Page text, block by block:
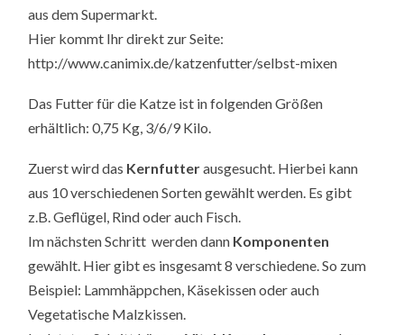
aus dem Supermarkt.
Hier kommt Ihr direkt zur Seite:
http://www.canimix.de/katzenfutter/selbst-mixen
Das Futter für die Katze ist in folgenden Größen
erhältlich: 0,75 Kg, 3/6/9 Kilo.
Zuerst wird das Kernfutterausgesucht. Hierbei kann
aus 10 verschiedenen Sorten gewählt werden. Es gibt
z.B. Geflügel, Rind oder auch Fisch.
Im nächsten Schritt werden dann Komponenten
gewählt. Hier gibt es insgesamt 8 verschiedene. So zum
Beispiel: Lammhäppchen, Käsekissen oder auch
Vegetatische Malzkissen.